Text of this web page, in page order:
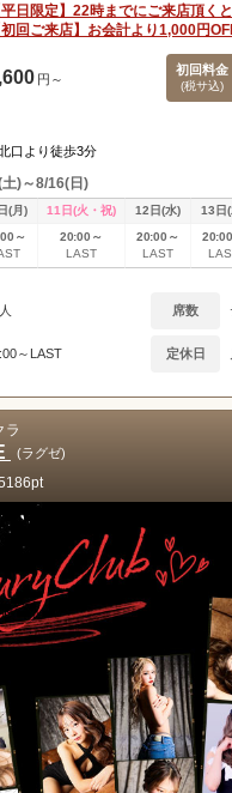
平日限定】22時までにご来店頂く
初回ご来店】お会計より1,000円
円～
初回料金
(税サ込)
口より徒歩3分
)～8/16(日)
(月) 11日(火・祝) 12日(水) 13日
～
20:00～
LAST
20:00～
LAST
席数
～LAST 定休日
ラ
(ラグゼ)